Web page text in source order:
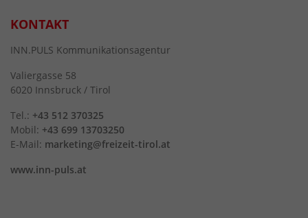
KONTAKT
INN.PULS Kommunikationsagentur
Valiergasse 58
6020 Innsbruck / Tirol
Tel.: +43 512 370325
Mobil: +43 699 13703250
E-Mail: marketing@freizeit-tirol.at
www.inn-puls.at